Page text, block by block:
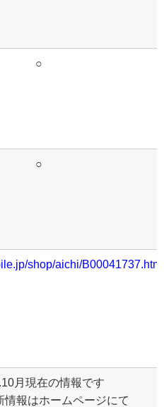
○
○
shop/aichi/B00041737.html
月現在の情報です
情報はホームページにて